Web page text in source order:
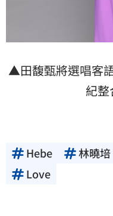
▲田馥甄將選唱客
紀整
Hebe 林曉培
Love